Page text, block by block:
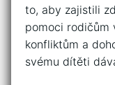
to, aby zajistili
pomoci rodičům
konfliktům a
svému dítěti